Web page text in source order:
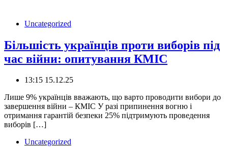
Uncategorized
Більшість українців проти виборів під
час війни: опитування КМІС
13:15 15.12.25
Лише 9% українців вважають, що варто проводити вибори до
завершення війни – КМІС У разі припинення вогню і
отримання гарантій безпеки 25% підтримують проведення
виборів […]
Uncategorized